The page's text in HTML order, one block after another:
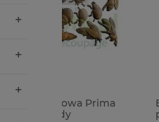
Baza HDF
pieniądze